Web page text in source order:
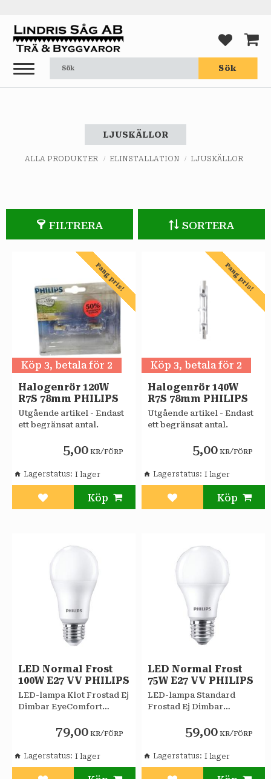
Meny
Sök
LJUSKÄLLOR
ALLA PRODUKTER ELINSTALLATION LJUSKÄLLOR
FILTRERA SORTERA
Köp 3, betala för 2
Halogenrör 120W
R7S 78mm PHILIPS
​Utgående artikel - Endast
ett begränsat antal.
5,00 KR/FÖRP
Pang pris!
Lägg till i favoriter
Lagerstatus
Köp 3, betala för 2
Halogenrör 140W
R7S 78mm PHILIPS
​Utgående artikel - Endast
ett begränsat antal.
5,00 KR/FÖRP
Pang pris!
Lägg till i favoriter
Lagerstatus
LED Normal Frost
100W E27 VV PHILIPS
LED-lampa Klot Frostad Ej
Dimbar EyeComfort
79,00 KR/FÖRP
Lagerstatus
LED Normal Frost
75W E27 VV PHILIPS
LED-lampa Standard
Frostad Ej Dimbar
59,00 KR/FÖRP
Lagerstatus